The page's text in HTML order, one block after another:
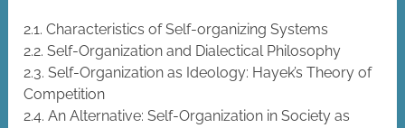
2.1. Characteristics of Self-organizing Systems
2.2. Self-Organization and Dialectical Philosophy
2.3. Self-Organization as Ideology: Hayek’s Theory of
Competition
2.4. An Alternative: Self-Organization in Society as